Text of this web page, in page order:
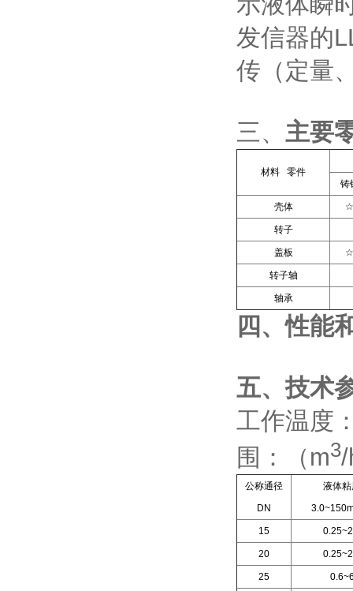
发信器的
传（定量
三、 主要
材料 零件
铸
壳体 ☆
转子
盖板 ☆
转子轴
轴承
四、性能
五、技术
工作温度
围：（m3/
公称通径
DN
液体
15
20
25